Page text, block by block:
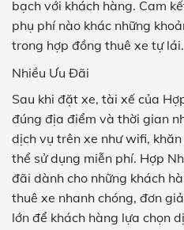
bạch với khách hàng. Cam
phụ phí nào khác những
trong hợp đồng thuê xe tự lái.
Nhiều Ưu Đãi
Sau khi đặt xe, tài xế của
đúng địa điểm và thời gian
dịch vụ trên xe như wifi,
thể sử dụng miễn phí. Hợp
đãi dành cho những khách
thuê xe nhanh chóng, đơn
lớn để khách hàng lựa chọn